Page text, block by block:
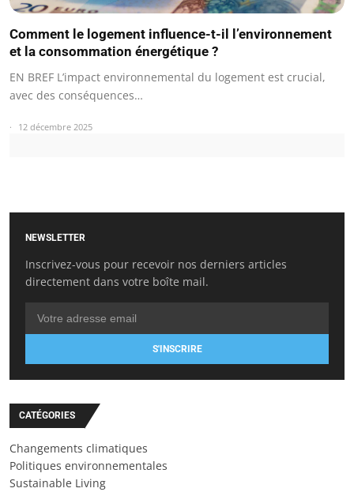
Comment le logement influence-t-il l’environnement
et la consommation énergétique ?
EN BREF L’impact environnemental du logement est crucial,
avec des conséquences…
12 décembre 2025
NEWSLETTER
Inscrivez-vous pour recevoir nos derniers articles
directement dans votre boîte mail.
S'INSCRIRE
CATÉGORIES
Changements climatiques
Politiques environnementales
Sustainable Living